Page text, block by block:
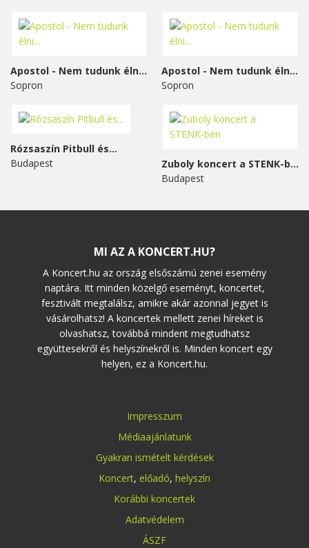
Apostol - Nem tudunk élni...
Sopron
Apostol - Nem tudunk élni...
Sopron
Rózsaszín Pitbull és...
Budapest
Zuboly koncert a STENK-ben
Budapest
MI AZ A KONCERT.HU?
A Koncert.hu az ország elsőszámú zenei esemény
naptára. Itt minden közelgő eseményt, koncertet,
fesztivált megtalálsz, amikre akár azonnal jegyet is
vásárolhatsz! A koncertek mellett zenei híreket is
olvashatsz, továbbá mindent megtudhatsz
együttesekről és helyszínekről is. Minden koncert egy
helyen, ez a Koncert.hu.
Impresszum
Médiaajánlatunk
Gyakran ismételt kérdések
Koncert, előadó, helyszín
Korábbi koncertek
Adatvédelem
ÁSZF